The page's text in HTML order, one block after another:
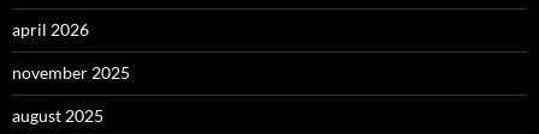
april 2026
november 2025
august 2025